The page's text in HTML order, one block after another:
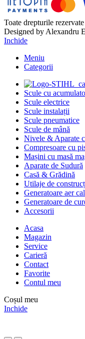
Toate drepturile
Designed by Alexandru
Inchide
Meniu
Categorii
Scule cu
Scule electrice
Scule instalații
Scule pneumatice
Scule de mână
Nivele & Aparate
Compresoare cu
Mașini cu masă
Aparate de Sudură
Casă & Grădină
Utilaje de
Generatoare aer
Generatoare de
Accesorii
Acasa
Magazin
Service
Carieră
Contact
Favorite
Contul meu
Coșul meu
Inchide